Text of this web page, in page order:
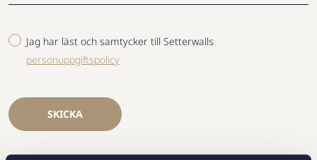
Jag har läst och samtycker till Setterwalls
personuppgiftspolicy
SKICKA